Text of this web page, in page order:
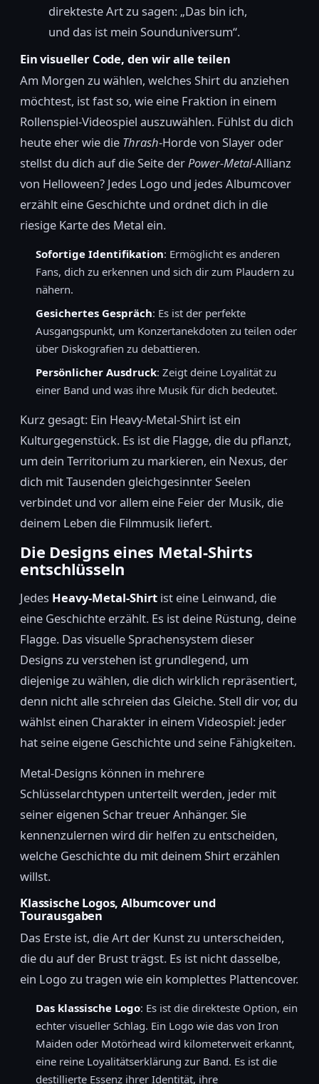
direkteste Art zu sagen: „Das bin ich,
und das ist mein Sounduniversum“.
Ein visueller Code, den wir alle teilen
Am Morgen zu wählen, welches Shirt du anziehen
möchtest, ist fast so, wie eine Fraktion in einem
Rollenspiel-Videospiel auszuwählen. Fühlst du dich
heute eher wie die Thrash-Horde von Slayer oder
stellst du dich auf die Seite derPower-Metal-Allianz
von Helloween? Jedes Logo und jedes Albumcover
erzählt eine Geschichte und ordnet dich in die
riesige Karte des Metal ein.
Sofortige Identifikation: Ermöglicht es anderen
Fans, dich zu erkennen und sich dir zum Plaudern zu
nähern.
Gesichertes Gespräch: Es ist der perfekte
Ausgangspunkt, um Konzertanekdoten zu teilen oder
über Diskografien zu debattieren.
Persönlicher Ausdruck: Zeigt deine Loyalität zu
einer Band und was ihre Musik für dich bedeutet.
Kurz gesagt: Ein Heavy-Metal-Shirt ist ein
Kulturgegenstück. Es ist die Flagge, die du pflanzt,
um dein Territorium zu markieren, ein Nexus, der
dich mit Tausenden gleichgesinnter Seelen
verbindet und vor allem eine Feier der Musik, die
deinem Leben die Filmmusik liefert.
Die Designs eines Metal-Shirts
entschlüsseln
Jedes Heavy-Metal-Shirt ist eine Leinwand, die
eine Geschichte erzählt. Es ist deine Rüstung, deine
Flagge. Das visuelle Sprachensystem dieser
Designs zu verstehen ist grundlegend, um
diejenige zu wählen, die dich wirklich repräsentiert,
denn nicht alle schreien das Gleiche. Stell dir vor, du
wählst einen Charakter in einem Videospiel: jeder
hat seine eigene Geschichte und seine Fähigkeiten.
Metal-Designs können in mehrere
Schlüsselarchtypen unterteilt werden, jeder mit
seiner eigenen Schar treuer Anhänger. Sie
kennenzulernen wird dir helfen zu entscheiden,
welche Geschichte du mit deinem Shirt erzählen
willst.
Klassische Logos, Albumcover und
Tourausgaben
Das Erste ist, die Art der Kunst zu unterscheiden,
die du auf der Brust trägst. Es ist nicht dasselbe,
ein Logo zu tragen wie ein komplettes Plattencover.
Das klassische Logo: Es ist die direkteste Option, ein
echter visueller Schlag. Ein Logo wie das von Iron
Maiden oder Motörhead wird kilometerweit erkannt,
eine reine Loyalitätserklärung zur Band. Es ist die
destillierte Essenz ihrer Identität, ihre